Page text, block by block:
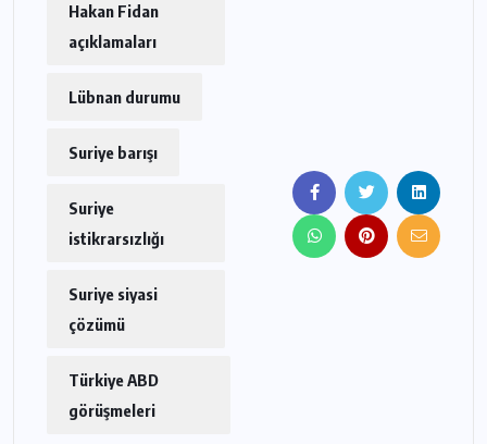
Hakan Fidan
açıklamaları
Lübnan durumu
Suriye barışı
Suriye
istikrarsızlığı
Suriye siyasi
çözümü
Türkiye ABD
görüşmeleri